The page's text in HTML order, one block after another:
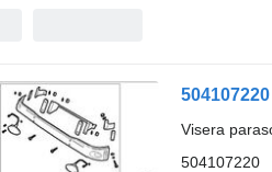
Visera
504107220